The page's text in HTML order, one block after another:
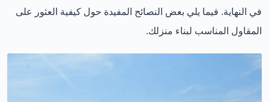
في النهاية. فيما يلي بعض النصائح المفيدة حول كيفية العثور على
المقاول المناسب لبناء منزلك.